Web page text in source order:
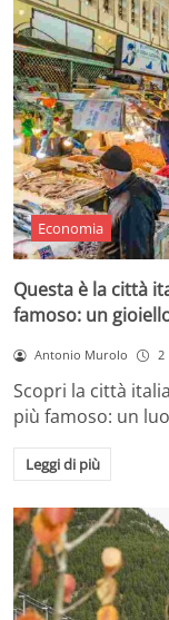
Economia
Questa è la città
famoso: un
Antonio Murolo 2
Scopri la città
più famoso: un
Leggi di più